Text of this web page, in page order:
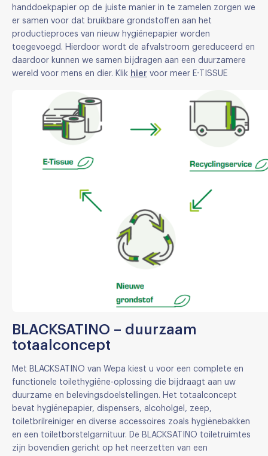
handdoekpapier op de juiste manier in te zamelen zorgen we
er samen voor dat bruikbare grondstoffen aan het
productieproces van nieuw hygiënepapier worden
toegevoegd. Hierdoor wordt de afvalstroom gereduceerd en
daardoor kunnen we samen bijdragen aan een duurzamere
wereld voor mens en dier. Klik hier voor meer E-TISSUE
BLACKSATINO – duurzaam
totaalconcept
Met BLACKSATINO van Wepa kiest u voor een complete en
functionele toilethygiëne-oplossing die bijdraagt aan uw
duurzame en belevingsdoelstellingen. Het totaalconcept
bevat hygiënepapier, dispensers, alcoholgel, zeep,
toiletbrilreiniger en diverse accessoires zoals hygiënebakken
en een toiletborstelgarnituur. De BLACKSATINO toiletruimtes
zijn bovendien gericht op het neerzetten van een